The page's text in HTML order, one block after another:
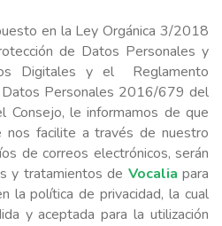
en la Ley Orgánica 3/2018
de Datos Personales y
Digitales y el Reglamento
Personales 2016/679 del
Consejo, le informamos de que
nos facilite a través de nuestro
de correos electrónicos, serán
y tratamientos de Vocalia para
la política de privacidad, la cual
y aceptada para la utilización